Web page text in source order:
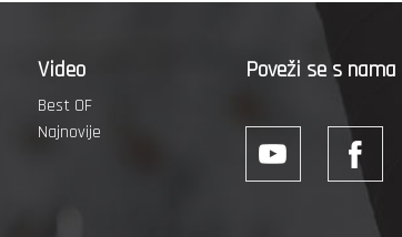
Video
Best OF
Najnovije
Poveži se s nama